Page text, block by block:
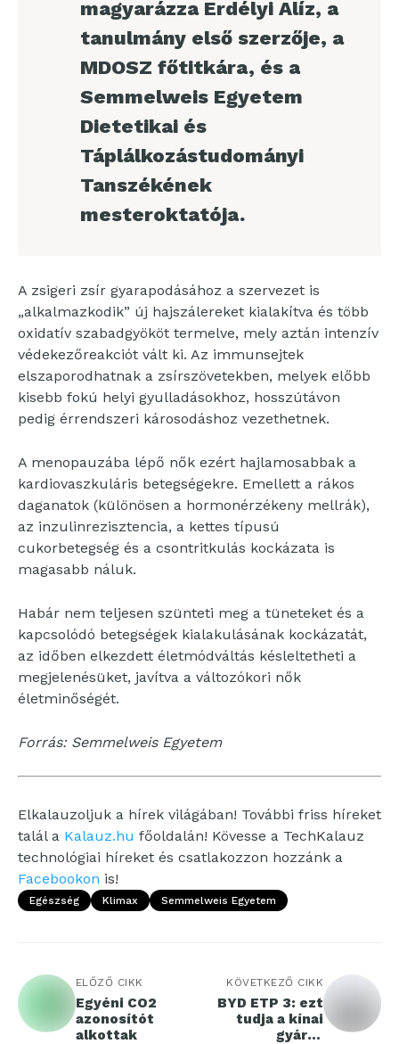
magyarázza Erdélyi Alíz, a
tanulmány első szerzője, a
MDOSZ főtitkára, és a
Semmelweis Egyetem
Dietetikai és
Táplálkozástudományi
Tanszékének
mesteroktatója.
A zsigeri zsír gyarapodásához a szervezet is
„alkalmazkodik” új hajszálereket kialakítva és több
oxidatív szabadgyököt termelve, mely aztán intenzív
védekezőreakciót vált ki. Az immunsejtek
elszaporodhatnak a zsírszövetekben, melyek előbb
kisebb fokú helyi gyulladásokhoz, hosszútávon
pedig érrendszeri károsodáshoz vezethetnek.
A menopauzába lépő nők ezért hajlamosabbak a
kardiovaszkuláris betegségekre. Emellett a rákos
daganatok (különösen a hormonérzékeny mellrák),
az inzulinrezisztencia, a kettes típusú
cukorbetegség és a csontritkulás kockázata is
magasabb náluk.
Habár nem teljesen szünteti meg a tüneteket és a
kapcsolódó betegségek kialakulásának kockázatát,
az időben elkezdett életmódváltás késleltetheti a
megjelenésüket, javítva a változókori nők
életminőségét.
Forrás: Semmelweis Egyetem
Elkalauzoljuk a hírek világában! További friss híreket
talál a Kalauz.hu főoldalán! Kövesse a TechKalauz
technológiai híreket és csatlakozzon hozzánk a
Facebookon is!
Egészség Klimax Semmelweis Egyetem
ELŐZŐ CIKK
Egyéni CO2
azonosítót
alkottak
KÖVETKEZŐ CIKK
BYD ETP 3: ezt
tudja a kínai
gyártó